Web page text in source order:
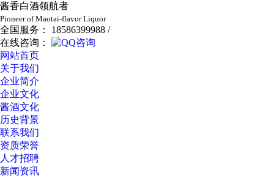
酱香白酒领航者
Pioneer of Maotai-flavor Liquor
全国服务： 18586399988 /
在线咨询：
网站首页
关于我们
企业简介
企业文化
酱酒文化
历史背景
联系我们
资质荣誉
人才招聘
新闻资讯